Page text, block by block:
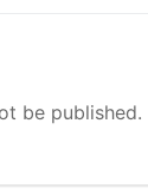
be published.